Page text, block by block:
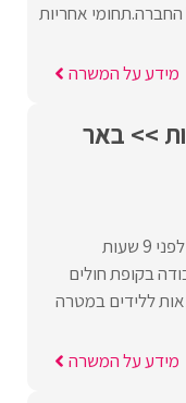
אחריות
מידע על המשרה
>> באר
שעות
בקופת חולים
ללידים במטרה
מידע על המשרה